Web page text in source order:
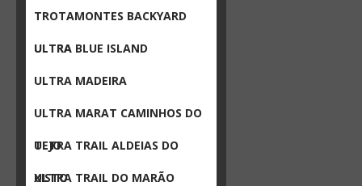
TROTAMONTES BACKYARD
ULTRA
ULTRA BLUE ISLAND
ULTRA MADEIRA
ULTRA MARAT CAMINHOS DO
TEJO
ULTRA TRAIL ALDEIAS DO
XISTO
ULTRA TRAIL DO MARÃO